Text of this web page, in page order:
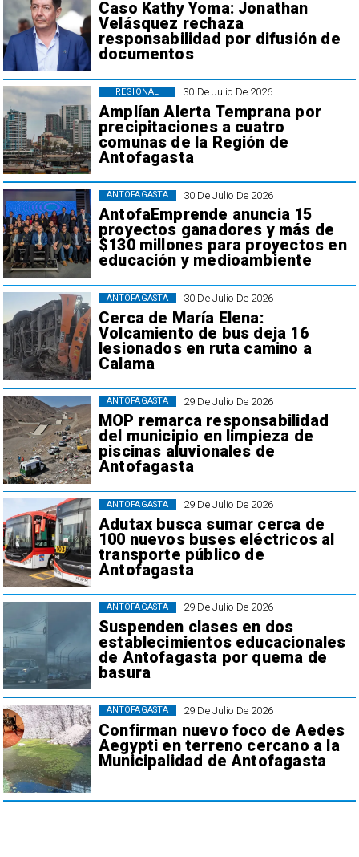
Caso Kathy Yoma: Jonathan
Velásquez rechaza
responsabilidad por difusión de
documentos
30 De Julio De 2026
Amplían Alerta Temprana por
precipitaciones a cuatro
comunas de la Región de
Antofagasta
REGIONAL
30 De Julio De 2026
AntofaEmprende anuncia 15
proyectos ganadores y más de
$130 millones para proyectos en
educación y medioambiente
ANTOFAGASTA
30 De Julio De 2026
Cerca de María Elena:
Volcamiento de bus deja 16
lesionados en ruta camino a
Calama
ANTOFAGASTA
29 De Julio De 2026
MOP remarca responsabilidad
del municipio en limpieza de
piscinas aluvionales de
Antofagasta
ANTOFAGASTA
29 De Julio De 2026
Adutax busca sumar cerca de
100 nuevos buses eléctricos al
transporte público de
Antofagasta
ANTOFAGASTA
29 De Julio De 2026
Suspenden clases en dos
establecimientos educacionales
de Antofagasta por quema de
basura
ANTOFAGASTA
29 De Julio De 2026
Confirman nuevo foco de Aedes
Aegypti en terreno cercano a la
Municipalidad de Antofagasta
ANTOFAGASTA